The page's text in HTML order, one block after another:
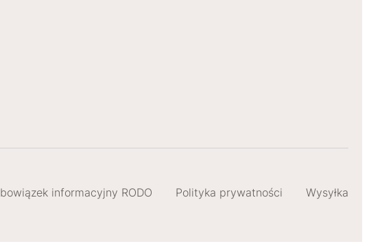
Obowiązek informacyjny RODO Polityka prywatności Wysyłka